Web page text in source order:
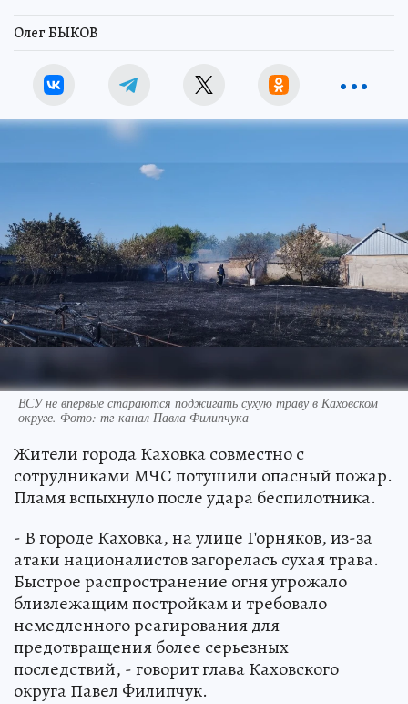
Олег БЫКОВ
ВСУ не впервые стараются поджигать сухую траву в Каховском
округе. Фото: тг-канал Павла Филипчука
Жители города Каховка совместно с
сотрудниками МЧС потушили опасный пожар.
Пламя вспыхнуло после удара беспилотника.
- В городе Каховка, на улице Горняков, из-за
атаки националистов загорелась сухая трава.
Быстрое распространение огня угрожало
близлежащим постройкам и требовало
немедленного реагирования для
предотвращения более серьезных
последствий, - говорит глава Каховского
округа Павел Филипчук.